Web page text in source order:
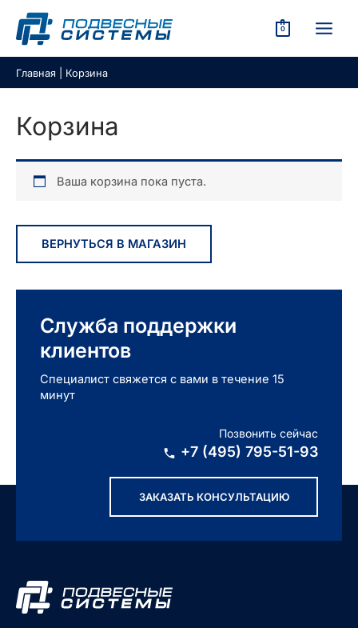
содержимому
0
Главная Корзина
Корзина
Ваша корзина пока пуста.
ВЕРНУТЬСЯ В МАГАЗИН
Служба поддержки
клиентов
Специалист свяжется с вами в течение 15
минут
Позвонить сейчас
+7 (495) 795-51-93
ЗАКАЗАТЬ КОНСУЛЬТАЦИЮ